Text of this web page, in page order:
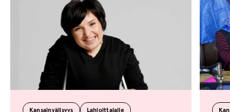
Kansainvälisyys Lahjoittajalle